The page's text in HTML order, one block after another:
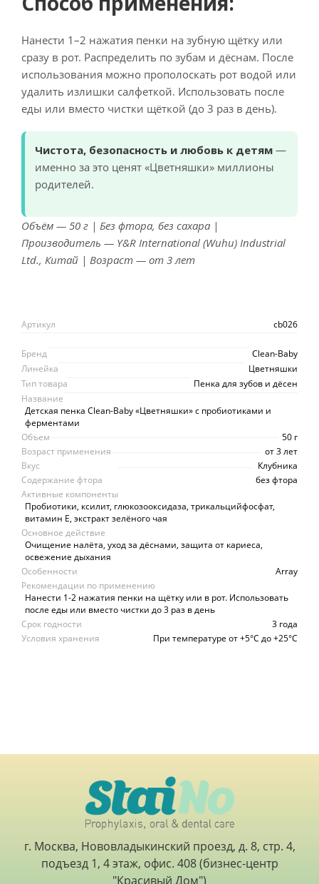
Нанести 1–2 нажатия пенки на зубную щётку или
сразу в рот. Распределить по зубам и дёснам. После
использования можно прополоскать рот водой или
удалить излишки салфеткой. Использовать после
еды или вместо чистки щёткой (до 3 раз в день).
Чистота, безопасность и любовь к детям —
именно за это ценят «Цветняшки» миллионы
родителей.
Объём — 50 г | Без фтора, без сахара |
Производитель — Y&R International (Wuhu) Industrial
Ltd., Китай | Возраст — от 3 лет
Артикул cb026
Бренд
Clean-Baby
Линейка
Цветняшки
Тип товара
Пенка для зубов и дёсен
Название
Детская пенка Clean-Baby «Цветняшки» с пробиотиками и
ферментами
Объем
50 г
Возраст применения
от 3 лет
Вкус
Клубника
Содержание фтора
без фтора
Активные компоненты
Пробиотики, ксилит, глюкозооксидаза, трикальцийфосфат,
витамин Е, экстракт зелёного чая
Основное действие
Очищение налёта, уход за дёснами, защита от кариеса,
освежение дыхания
Особенности
Array
Рекомендации по применению
Нанести 1-2 нажатия пенки на щётку или в рот. Использовать
после еды или вместо чистки до 3 раз в день
Срок годности
3 года
Условия хранения
При температуре от +5°C до +25°C
г. Москва, Нововладыкинский проезд, д. 8, стр. 4,
подъезд 1, 4 этаж, офис. 408 (бизнес-центр
"Красивый Дом")